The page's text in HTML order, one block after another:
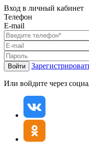
Вход в личный кабинет
Телефон
E-mail
Войти
Или войдите через